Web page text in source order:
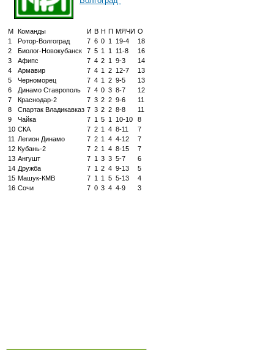
М Команды И В Н П МЯЧИ О
1
Ротор-Волгоград 7 6 0 1 19-4
18
2
Биолог-Новокубанск 7 5 1 1 11-8
16
3
Афипс 7 4 2 1 9-3
14
4
Армавир 7 4 1 2 12-7
13
5
Черноморец 7 4 1 2 9-5
13
6
Динамо Ставрополь 7 4 0 3 8-7
12
7
Краснодар-2 7 3 2 2 9-6
11
8
Спартак Владикавказ 7 3 2 2 8-8
11
9
Чайка 7 1 5 1 10-10
8
10 СКА 7 2 1 4 8-11
7
11
Легион Динамо 7 2 1 4 4-12
7
12 Кубань-2 7 2 1 4 8-15
7
13 Ангушт 7 1 3 3 5-7
6
14 Дружба 7 1 2 4 9-13
5
15 Машук-КМВ 7 1 1 5 5-13
4
16 Сочи 7 0 3 4 4-9 3